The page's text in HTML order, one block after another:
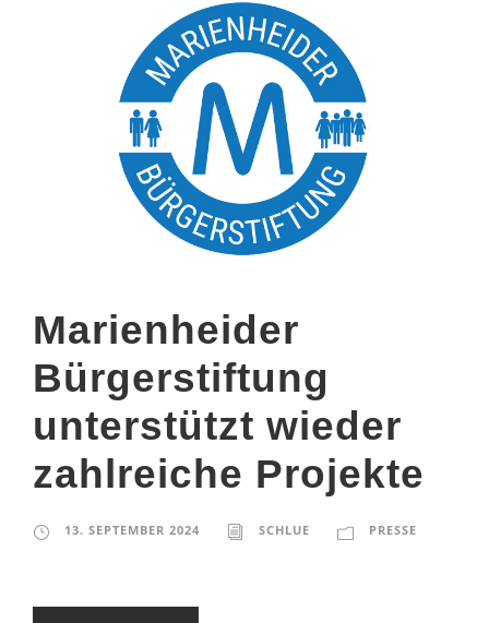
Marienheider
Bürgerstiftung
unterstützt wieder
zahlreiche Projekte
13. SEPTEMBER 2024 SCHLUE PRESSE